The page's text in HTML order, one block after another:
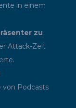
in einem
zu
Attack-Zeit
von Podcasts